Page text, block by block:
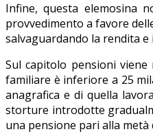
Infine, questa elemosina
provvedimento a favore
salvaguardando la rendita
Sul capitolo pensioni
familiare è inferiore a 25
anagrafica e di quella
storture introdotte
una pensione pari alla